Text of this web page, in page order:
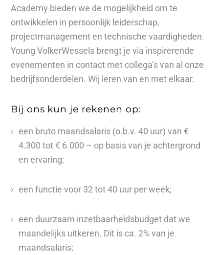
Academy bieden we de mogelijkheid om te
ontwikkelen in persoonlijk leiderschap,
projectmanagement en technische vaardigheden.
Young VolkerWessels brengt je via inspirerende
evenementen in contact met collega’s van al onze
bedrijfsonderdelen. Wij leren van en met elkaar.
Bij ons kun je rekenen op:
een bruto maandsalaris (o.b.v. 40 uur) van €
4.300 tot € 6.000 – op basis van je achtergrond
en ervaring;
een functie voor 32 tot 40 uur per week;
een duurzaam inzetbaarheidsbudget dat we
maandelijks uitkeren. Dit is ca. 2% van je
maandsalaris;